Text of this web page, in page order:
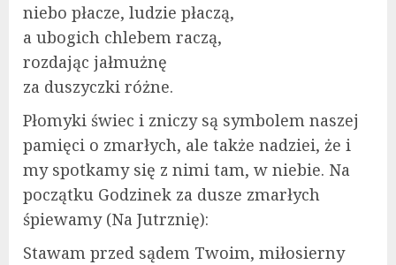
niebo płacze, ludzie płaczą,
a ubogich chlebem raczą,
rozdając jałmużnę
za duszyczki różne.
Płomyki świec i zniczy są symbolem naszej
pamięci o zmarłych, ale także nadziei, że i
my spotkamy się z nimi tam, w niebie. Na
początku Godzinek za dusze zmarłych
śpiewamy (Na Jutrznię):
Stawam przed sądem Twoim, miłosierny